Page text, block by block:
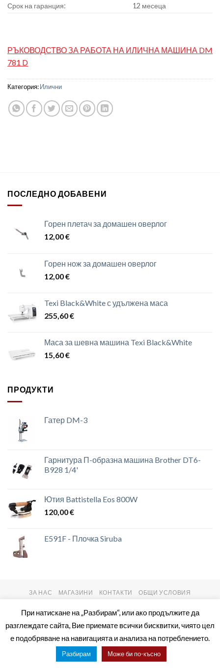
Срок на гаранция:
12 месеца
РЪКОВОДСТВО ЗА РАБОТА НА ИЛИЧНА МАШИНА DM
781 D
Категория:Илични
ПОСЛЕДНО ДОБАВЕНИ
Горен плетач за домашен оверлог
12,00€
Горен нож за домашен оверлог
12,00€
Texi Black&White с удължена маса
255,60€
Маса за шевна машина Texi Black&White
15,60€
ПРОДУКТИ
Гатер DM-3
Гарнитура П-образна машина Brother DT6-
B928 1/4'
Ютия Battistella Eos 800W
120,00€
E591F - Плочка Siruba
ЗА НАС МАГАЗИНИ КОНТАКТИ ОБЩИ УСЛОВИЯ
При натискане на „Разбирам“, или ако продължите да
разглеждате сайта, Вие приемате всички бисквитки, чиято цел
е подобряване на навигацията и анализа на потреблението.
Разбирам Може би по-късно